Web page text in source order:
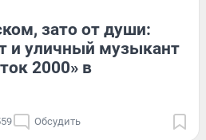
зато от души:
и уличный музыкант
2000» в
Обсудить